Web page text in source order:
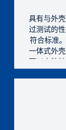
具有与外
过测试的
符合标准
一体式外
可以安装